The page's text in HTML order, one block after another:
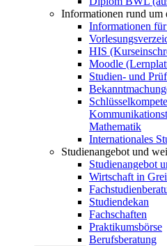
Informationen rund um
Informationen für
HIS
Moodle
Studien- und
Mathematik
Internationales
Studienangebot und
Studienangebot
Wirtschaft in
Studiendekan
Fachschaften
Praktikumsbörse
Berufsberatung